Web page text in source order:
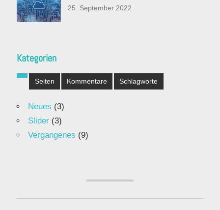
25. September 2022
Kategorien
Seiten Kommentare Schlagworte
Neues (3)
Slider (3)
Vergangenes (9)